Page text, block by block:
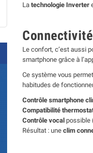
La technologie Inverter
Le confort, c’est aussi
smartphone grâce à
Ce système vous
habitudes de
Contrôle smartphone
Compatibilité
Contrôle vocal possible
Résultat : une clim